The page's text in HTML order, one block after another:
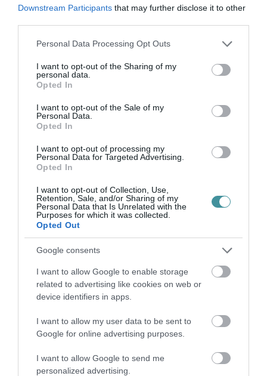
Downstream Participants that may further disclose it to other
Please note that this website/app uses one or more Google
not limited to your visit or usage behaviour. You may click to
grant or deny consent to Google and its third-party tags to
use your data for below specified purposes in below Google
consent section.
Personal Data Processing Opt Outs
I want to opt-out of the Sharing of my
personal data.
Opted In
I want to opt-out of the Sale of my
Personal Data.
Opted In
I want to opt-out of processing my
Personal Data for Targeted Advertising.
Opted In
I want to opt-out of Collection, Use,
Retention, Sale, and/or Sharing of my
Personal Data that Is Unrelated with the
Purposes for which it was collected.
Opted Out
Google consents
I want to allow Google to enable storage
related to advertising like cookies on web or
device identifiers in apps.
I want to allow my user data to be sent to
Google for online advertising purposes.
I want to allow Google to send me
personalized advertising.
szintén lecserélt volt andornaktályai fideszes
polgármester után a jelenlegit? Semmiből. Mint
ahogy semmiből sem tartana nem helyi
kiskirályt játszani, miközben az is a normalitás
felé mutatna, ha az adófizetők által
finanszírozott beruházásokat nem Orbán
Viktor és Nyitrai Zsolt adományaként adnák át.
még egy normális országban találnánk
magunkat. Csak hát ehhez normális vezetők is
kellenének.
VILÁGREKORD AZ M25-ÖS ÁTADÓJÁN: KESKENY VOLT AZ ÚT,
ANNYIAN AKARTÁK ÁTVÁGNI A SZALAGOT - FOTÓ
Magyarországon külön sportág a pózolás a
szalagátvágások közben. Eger mellett most
rekord született.
(Videórészlet forrása: Nyitrai Zsolt Facebook-